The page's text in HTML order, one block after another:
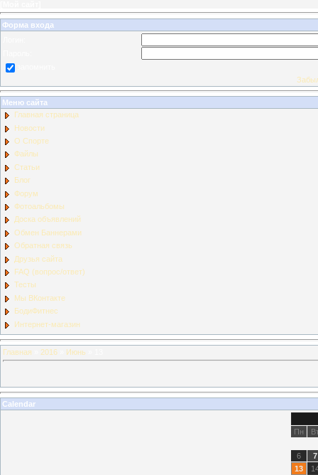
Форма входа
Меню сайта
Главная страница
Новости
О Спорте
Файлы
Статьи
Блог
Форум
Фотоальбомы
Доска объявлений
Обмен Баннерами
Обратная связь
Друзья сайта
FAQ (вопрос/ответ)
Тесты
Мы ВКонтакте
БодиФитнес
Интернет-магазин
Главная 2016 Июнь
Calendar
Пн
6
7
13